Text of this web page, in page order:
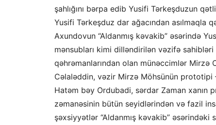
şahlığını bərpa edib Yusifi Tərkeşduzun
Yusifi Tərkeşduz dar ağacından asılmaqla
Axundovun “Aldanmış kəvakib” əsərində
mənsubları kimi dilləndirilən vəzifə
qəhrəmanlarından olan münəccimlər
Cəlaləddin, vəzir Mirzə Möhsünün
Hatəm bəy Ordubadi, sərdar Zaman xanın
zəmanəsinin bütün seyidlərindən və fazil
şəxsiyyətlər “Aldanmış kəvakib”